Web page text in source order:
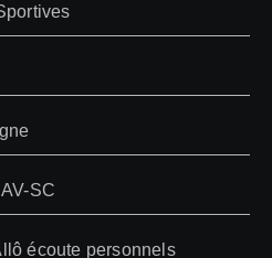
SC
écoute personnels